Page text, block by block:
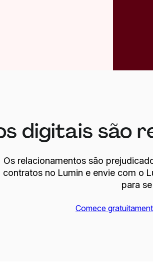
digitais são
Os relacionamentos são
contratos no Lumin e envie com o
para
Comece